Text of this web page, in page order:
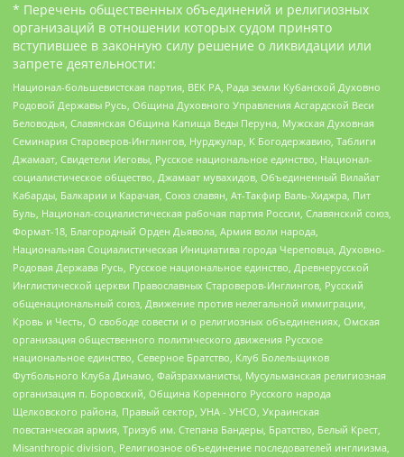
* Перечень общественных объединений и религиозных
организаций в отношении которых судом принято
вступившее в законную силу решение о ликвидации или
запрете деятельности:
Национал-большевистская партия, ВЕК РА, Рада земли Кубанской Духовно
Родовой Державы Русь, Община Духовного Управления Асгардской Веси
Беловодья, Славянская Община Капища Веды Перуна, Мужская Духовная
Семинария Староверов-Инглингов, Нурджулар, К Богодержавию, Таблиги
Джамаат, Свидетели Иеговы, Русское национальное единство, Национал-
социалистическое общество, Джамаат мувахидов, Объединенный Вилайат
Кабарды, Балкарии и Карачая, Союз славян, Ат-Такфир Валь-Хиджра, Пит
Буль, Национал-социалистическая рабочая партия России, Славянский союз,
Формат-18, Благородный Орден Дьявола, Армия воли народа,
Национальная Социалистическая Инициатива города Череповца, Духовно-
Родовая Держава Русь, Русское национальное единство, Древнерусской
Инглистической церкви Православных Староверов-Инглингов, Русский
общенациональный союз, Движение против нелегальной иммиграции,
Кровь и Честь, О свободе совести и о религиозных объединениях, Омская
организация общественного политического движения Русское
национальное единство, Северное Братство, Клуб Болельщиков
Футбольного Клуба Динамо, Файзрахманисты, Мусульманская религиозная
организация п. Боровский, Община Коренного Русского народа
Щелковского района, Правый сектор, УНА - УНСО, Украинская
повстанческая армия, Тризуб им. Степана Бандеры, Братство, Белый Крест,
Misanthropic division, Религиозное объединение последователей инглиизма,